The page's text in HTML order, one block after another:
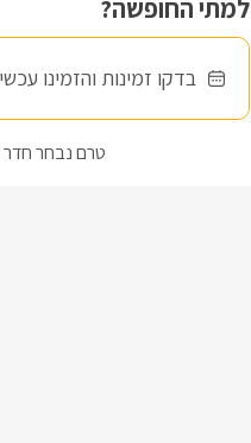
למתי החופשה?
בדקו זמינות והזמינו
טרם נבחר